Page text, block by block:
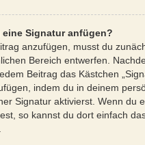
Signatur anfügen?
anzufügen, musst du
Bereich entwerfen.
Beitrag das Kästchen
indem du in deinem
Signatur aktivierst. Wenn du
so kannst du dort einfach